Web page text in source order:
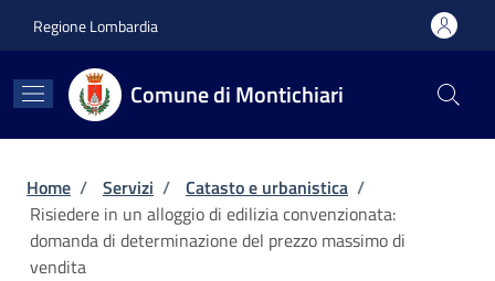
Regione Lombardia
Comune di Montichiari
Briciole di pane
Home / Servizi / Catasto e urbanistica /
Risiedere in un alloggio di edilizia convenzionata:
domanda di determinazione del prezzo massimo di
vendita